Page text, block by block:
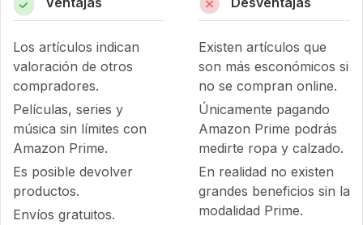
Los artículos indican
valoración de otros
compradores.
Películas, series y
música sin límites con
Amazon Prime.
Es posible devolver
productos.
Envíos gratuitos.
Existen artículos que
son más esconómicos si
no se compran online.
Únicamente pagando
Amazon Prime podrás
medirte ropa y calzado.
En realidad no existen
grandes beneficios sin la
modalidad Prime.